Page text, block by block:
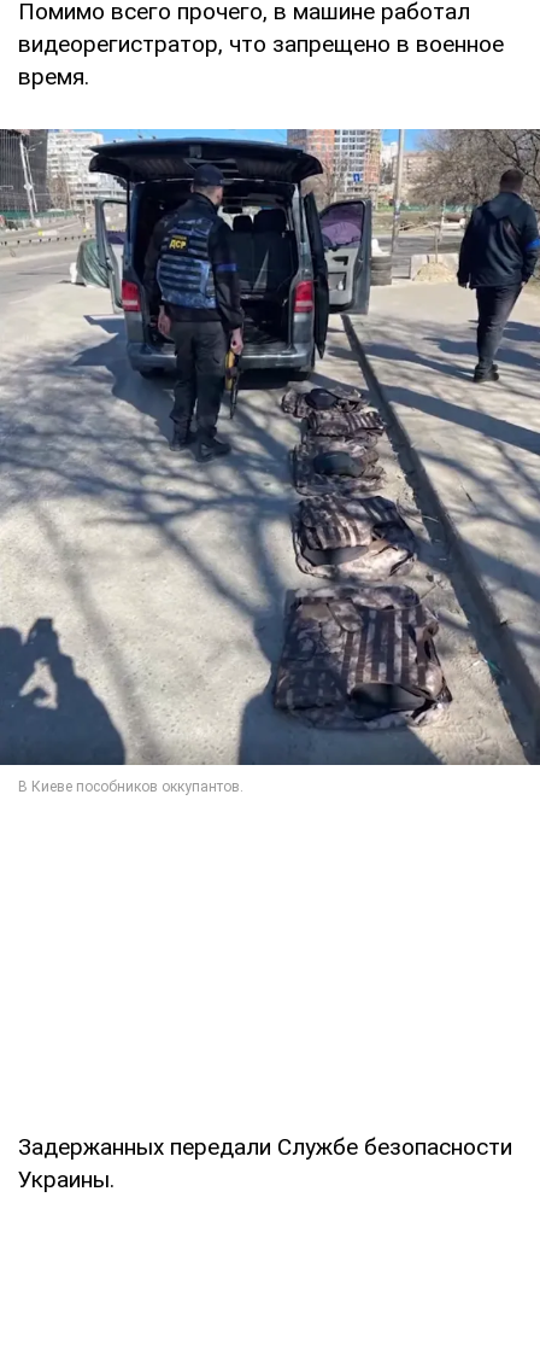
Помимо всего прочего, в машине работал
видеорегистратор, что запрещено в военное
время.
Задержанных передали Службе безопасности
Украины.